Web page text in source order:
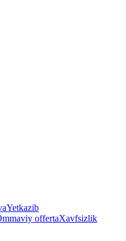
Yetkazib
offertaXavfsizlik